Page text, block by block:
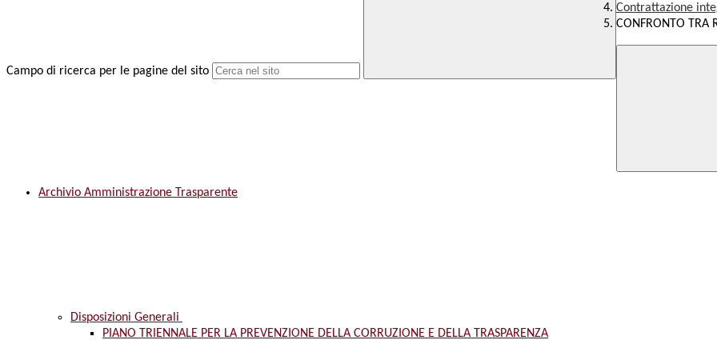
Campo di ricerca per le pagine del sito
Contrattazione
CONFRONTO TRA
Archivio Amministrazione Trasparente
Disposizioni Generali
PIANO TRIENNALE PER LA PREVENZIONE DELLA CORRUZIONE E DELLA TRASPARENZA